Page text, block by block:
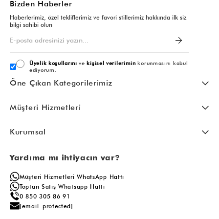
Bizden Haberler
Haberlerimiz, özel tekliflerimiz ve favori stillerimiz hakkında ilk siz
bilgi sahibi olun
Üyelik koşullarını vekişisel verileriminkorunmasını kabul
ediyorum.
Öne Çıkan Kategorilerimiz
Müşteri Hizmetleri
Kurumsal
Yardıma mı ihtiyacın var?
Müşteri Hizmetleri WhatsApp Hattı
Toptan Satış Whatsapp Hattı
0 850 305 86 91
[email protected]